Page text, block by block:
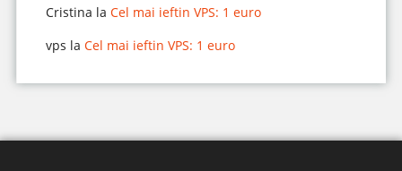
Cristina la Cel mai ieftin VPS: 1 euro
vps la Cel mai ieftin VPS: 1 euro